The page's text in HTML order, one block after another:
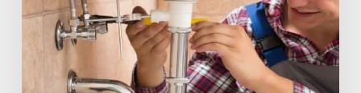
necessários